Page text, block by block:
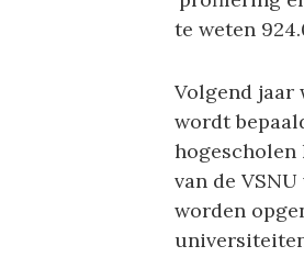
te weten
Volgend jaar
wordt
hogescholen
van de
worden